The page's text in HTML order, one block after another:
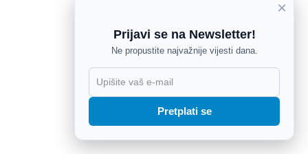
×
Prijavi se na Newsletter!
Ne propustite najvažnije vijesti dana.
Pretplati se